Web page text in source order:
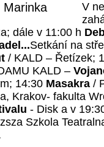
V
dále v 11:00 h
Setkání na
/ KALD – Řetízek;
KALD –
14:30 Masakra /
Krakov- fakulta
- Disk a v
Szkola